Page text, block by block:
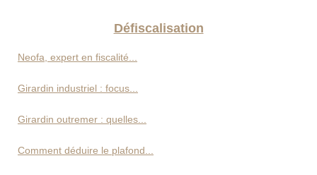
Défiscalisation
Neofa, expert en fiscalité...
Girardin industriel : focus...
Girardin outremer : quelles...
Comment déduire le plafond...